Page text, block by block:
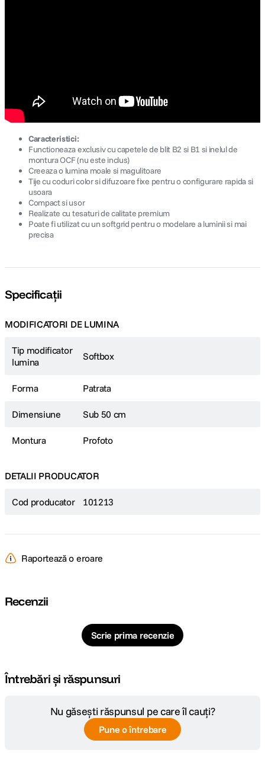
Caracteristici:
Functioneaza exclusiv cu capetele de blit B2 si B1 si inelul de
montura OCF (nu este inclus)
Creeaza o lumina moale si magulitoare
Tije cu coduri color si difuzoare fixe pentru o configurare rapida si
usoara
Compact si usor
Realizate cu tesaturi de calitate premium
Poate fi utilizat cu un softgrid pentru o modelare a luminii si mai
precisa
Specificații
MODIFICATORI DE LUMINA
Tip modificator
lumina
Softbox
Forma Patrata
Dimensiune Sub 50 cm
Montura Profoto
DETALII PRODUCATOR
Cod producator 101213
Raportează o eroare
Recenzii
Scrie prima recenzie
Întrebări și răspunsuri
Nu găsești răspunsul pe care îl cauți?
Pune o întrebare